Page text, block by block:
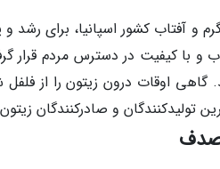
و آفتاب کشور اسپانیا، برای
و با کیفیت در دسترس مردم قرار
گاهی اوقات درون زیتون را از
تولیدکنندگان و صادرکنندگان